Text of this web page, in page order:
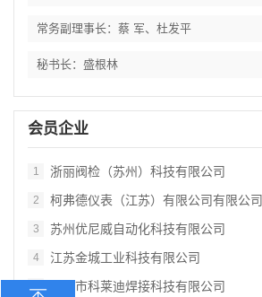
常务副理事长：蔡 军、杜发平
秘书长：盛根林
会员企业
1 浙丽阀检（苏州）科技有限公司
2 柯弗德仪表（江苏）有限公司有限公司
3 苏州优尼威自动化科技有限公司
4 江苏金城工业科技有限公司
5 江阴市科莱迪焊接科技有限公司